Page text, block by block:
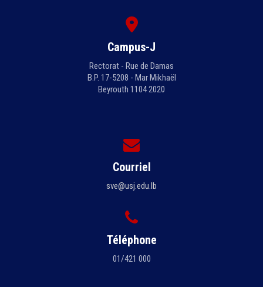
Campus-J
Rectorat - Rue de Damas
B.P. 17-5208 - Mar Mikhaël
Beyrouth 1104 2020
Courriel
sve@usj.edu.lb
Téléphone
01/421 000